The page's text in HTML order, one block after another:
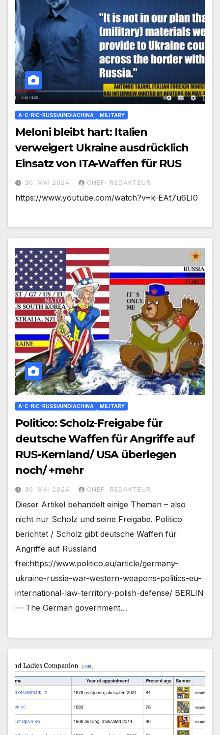
A-C-RIC-RUSSIAINDIACHINA MILITARY
Meloni bleibt hart: Italien
verweigert Ukraine ausdrücklich
Einsatz von ITA-Waffen für RUS
30. MAI 2024 CHEF- REDAKTEUR
https://www.youtube.com/watch?v=k-EAt7u6LI0
A-C-RIC-RUSSIAINDIACHINA MILITARY
Politico: Scholz-Freigabe für
deutsche Waffen für Angriffe auf
RUS-Kernland/ USA überlegen
noch/ +mehr
30. MAI 2024 CHEF- REDAKTEUR
Dieser Artikel behandelt einige Themen – also
nicht nur Scholz und seine Freigabe. Politico
berichtet / Scholz gibt deutsche Waffen für
Angriffe auf Russland
frei:https://www.politico.eu/article/germany-
ukraine-russia-war-western-weapons-politics-eu-
international-law-territory-polish-defense/ BERLIN
— The German government…